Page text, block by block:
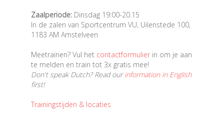
Zaalperiode:Dinsdag 19:00-20.15
In de zalen van Sportcentrum VU, Uilenstede 100,
1183 AM Amstelveen
Meetrainen? Vul het contactformulierin om je aan
te melden en train tot 3x gratis mee!
Don't speak Dutch? Read ourinformation in English
first!
Trainingstijden & locaties